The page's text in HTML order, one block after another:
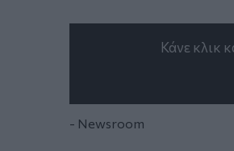
Κάνε κλικ
- Newsroom